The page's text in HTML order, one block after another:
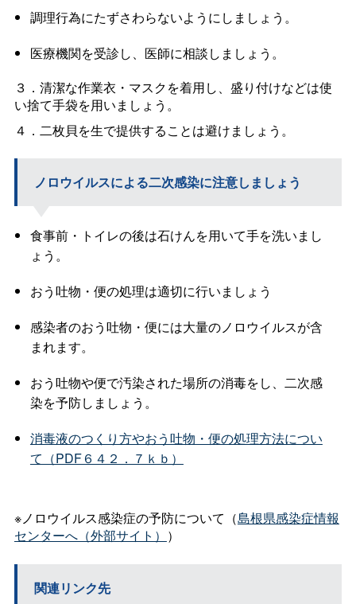
調理行為にたずさわらないようにしましょう。
医療機関を受診し、医師に相談しましょう。
３．清潔な作業衣・マスクを着用し、盛り付けなどは使
い捨て手袋を用いましょう。
４．二枚貝を生で提供することは避けましょう。
ノロウイルスによる二次感染に注意しましょう
食事前・トイレの後は石けんを用いて手を洗いまし
ょう。
おう吐物・便の処理は適切に行いましょう
感染者のおう吐物・便には大量のノロウイルスが含
まれます。
おう吐物や便で汚染された場所の消毒をし、二次感
染を予防しましょう。
消毒液のつくり方やおう吐物・便の処理方法につい
て（PDF６４２．７ｋｂ）
※ノロウイルス感染症の予防について（島根県感染症情報
センターへ（外部サイト） ）
関連リンク先